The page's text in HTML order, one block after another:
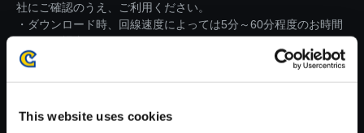
This website uses cookies
社にご確認のうえ、ご利用ください。
・ダウンロード時、回線速度によっては5分～60分程度のお時間
※ご購入いただいたファイルのダウンロードの際には、通信環境